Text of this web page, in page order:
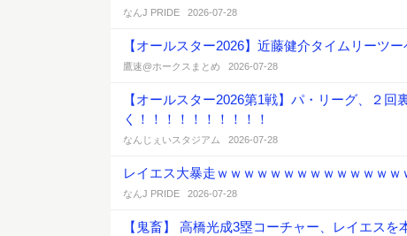
なんJ PRIDE 2026-07-28
【オールスター2026】近藤健介タイムリーツ
鷹速@ホークスまとめ 2026-07-28
【オールスター2026第1戦】パ・リーグ、２
く！！！！！！！！！！
なんじぇいスタジアム 2026-07-28
レイエス大暴走ｗｗｗｗｗｗｗｗｗｗｗｗｗｗ
なんJ PRIDE 2026-07-28
【鬼畜】 高橋光成3塁コーチャー、レイエスを